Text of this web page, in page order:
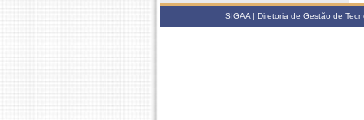
SIGAA | Diretoria de Gestão de